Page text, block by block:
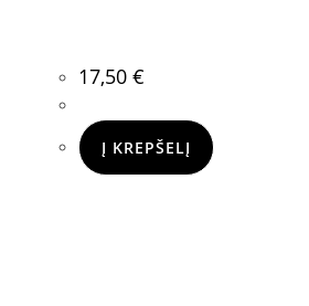
17,50€
Į KREPŠELĮ